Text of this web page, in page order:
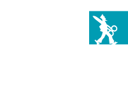
Zum Hauptinhalt springen